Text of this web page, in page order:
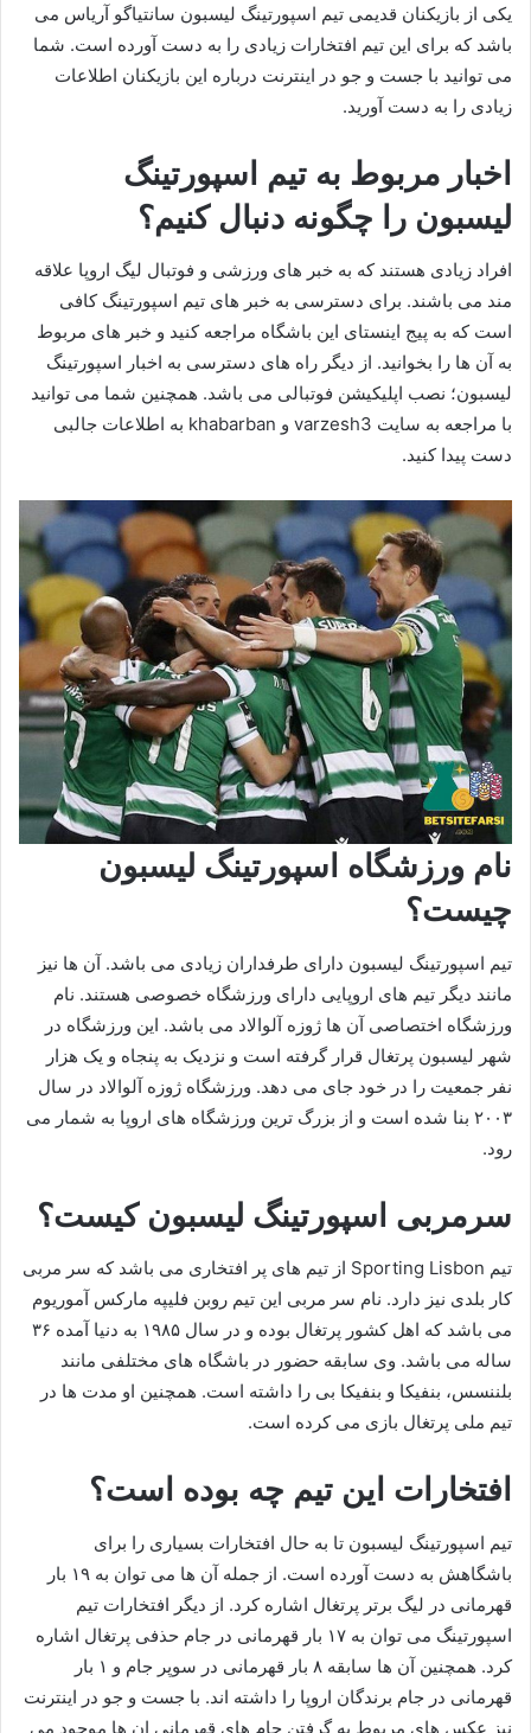
یکی از بازیکنان قدیمی تیم اسپورتینگ لیسبون سانتیاگو آریاس می
باشد که برای این تیم افتخارات زیادی را به دست آورده است. شما
می توانید با جست و جو در اینترنت درباره این بازیکنان اطلاعات
زیادی را به دست آورید.
اخبار مربوط به تیم اسپورتینگ
لیسبون را چگونه دنبال کنیم؟
افراد زیادی هستند که به خبر های ورزشی و فوتبال لیگ اروپا علاقه
مند می باشند. برای دسترسی به خبر های تیم اسپورتینگ کافی
است که به پیج اینستای این باشگاه مراجعه کنید و خبر های مربوط
به آن ها را بخوانید. از دیگر راه های دسترسی به اخبار اسپورتینگ
لیسبون؛ نصب اپلیکیشن فوتبالی می باشد. همچنین شما می توانید
با مراجعه به سایت varzesh3 و khabarban به اطلاعات جالبی
دست پیدا کنید.
نام ورزشگاه اسپورتینگ لیسبون
چیست؟
تیم اسپورتینگ لیسبون دارای طرفداران زیادی می باشد. آن ها نیز
مانند دیگر تیم های اروپایی دارای ورزشگاه خصوصی هستند. نام
ورزشگاه اختصاصی آن ها ژوزه آلوالاد می باشد. این ورزشگاه در
شهر لیسبون پرتغال قرار گرفته است و نزدیک به پنجاه و یک هزار
نفر جمعیت را در خود جای می دهد. ورزشگاه ژوزه آلوالاد در سال
۲۰۰۳ بنا شده است و از بزرگ ترین ورزشگاه های اروپا به شمار می
رود.
سرمربی اسپورتینگ لیسبون کیست؟
تیم Sporting Lisbon از تیم های پر افتخاری می باشد که سر مربی
کار بلدی نیز دارد. نام سر مربی این تیم روبن فلیپه مارکس آموریوم
می باشد که اهل کشور پرتغال بوده و در سال ۱۹۸۵ به دنیا آمده ۳۶
ساله می باشد. وی سابقه حضور در باشگاه های مختلفی مانند
بلننسس، بنفیکا و بنفیکا بی را داشته است. همچنین او مدت ها در
تیم ملی پرتغال بازی می کرده است.
افتخارات این تیم چه بوده است؟
تیم اسپورتینگ لیسبون تا به حال افتخارات بسیاری را برای
باشگاهش به دست آورده است. از جمله آن ها می توان به ۱۹ بار
قهرمانی در لیگ برتر پرتغال اشاره کرد. از دیگر افتخارات تیم
اسپورتینگ می توان به ۱۷ بار قهرمانی در جام حذفی پرتغال اشاره
کرد. همچنین آن ها سابقه ۸ بار قهرمانی در سوپر جام و ۱ بار
قهرمانی در جام برندگان اروپا را داشته اند. با جست و جو در اینترنت
نیز عکس های مربوط به گرفتن جام های قهرمانی ان ها موجود می